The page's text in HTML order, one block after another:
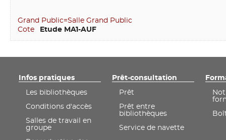
Cote
Grand Public=Salle Grand Public
Etude MA1-AUF
Infos pratiques
Les bibliothèques
Conditions d'accès
Salles de travail en
groupe
Prêt-consultation
Prêt
Prêt entre
bibliothèques
Service de navette